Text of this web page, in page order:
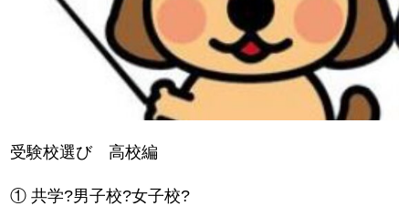
受験校選び 高校編
① 共学?男子校?女子校?